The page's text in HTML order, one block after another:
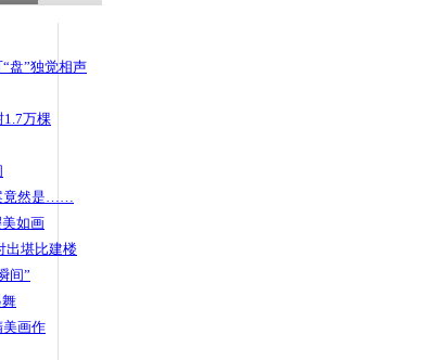
盘”独觉相声
1.7万棵
竟然是……
如画
出堪比建楼
间”
美画作